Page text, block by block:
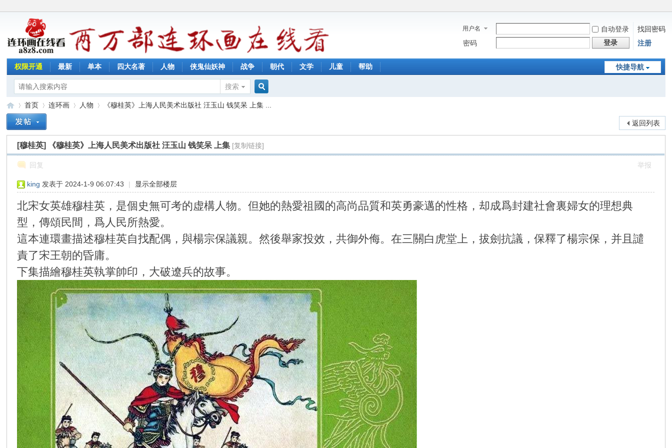
用户名 自动登录
找回密码
密码
登录 注册
快捷导航
权限开通 最新 单本 四大名著 人物 侠鬼仙妖神 战争 朝代 文学 儿童 帮助
搜索
搜
索
»
首页
›
连环画
›
人物
›
《穆桂英》上海人民美术出版社 汪玉山 钱笑呆 上集 ...
返回列表
[穆桂英] 《穆桂英》上海人民美术出版社 汪玉山 钱笑呆 上集 [复制链接]
回复 举报
king 发表于 2024-1-9 06:07:43 | 显示全部楼层
北宋女英雄穆桂英，是個史無可考的虚構人物。但她的熱愛祖國的高尚品質和英勇豪邁的性格，却成爲封建社會裏婦女的理想典
型，傳頌民間，爲人民所熱愛。
這本連環畫描述穆桂英自找配偶，與楊宗保議親。然後舉家投效，共御外侮。在三關白虎堂上，拔劍抗議，保釋了楊宗保，并且譴
責了宋王朝的昏庸。
下集描繪穆桂英執掌帥印，大破遼兵的故事。